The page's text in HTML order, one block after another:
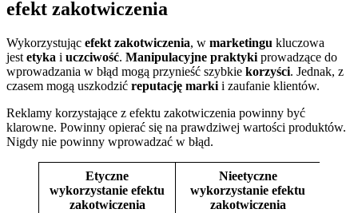
efekt zakotwiczenia
Wykorzystując efekt zakotwiczenia, w marketingu kluczowa
jest etyka i uczciwość. Manipulacyjne praktyki prowadzące do
wprowadzania w błąd mogą przynieść szybkie korzyści. Jednak, z
czasem mogą uszkodzić reputację marki i zaufanie klientów.
Reklamy korzystające z efektu zakotwiczenia powinny być
klarowne. Powinny opierać się na prawdziwej wartości produktów.
Nigdy nie powinny wprowadzać w błąd.
Etyczne
wykorzystanie efektu
zakotwiczenia
Nieetyczne
wykorzystanie efektu
zakotwiczenia